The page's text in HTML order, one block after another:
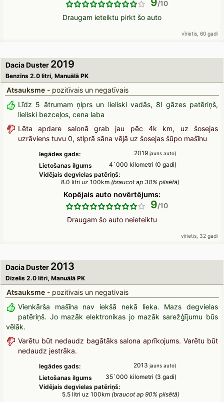
Draugam ieteiktu pirkt šo auto
vīrietis, 60 gadi
Dacia Duster 2019
Benzīns 2.0 litri, Manuālā PK
Atsauksme- pozitīvais un negatīvais
Līdz 5 ātrumam ņiprs un lieliski vadās, 8l gāzes patēriņš,
lieliski bezceļos, cena laba
Lēta apdare salonā grab jau pēc 4k km, uz šosejas
uzrāviens tuvu 0, stiprā sāna vējā uz šosejas šūpo mašīnu
Iegādes gads: 2019 jauns auto)
Lietošanas ilgums
4`000 kilometri (0 gadi)
Vidējais degvielas patēriņš:
8.0 litri uz 100km (braucot ap 30% pilsētā)
Kopējais auto novērtējums:
9
Draugam šo auto neieteiktu
vīrietis, 32 gadi
Dacia Duster 2013
Dīzelis 2.0 litri, Manuālā PK
Atsauksme- pozitīvais un negatīvais
Vienkārša mašīna nav iekšā nekā lieka. Mazs degvielas
patēriņš. Jo mazāk elektronikas jo mazāk sarežģījumu būs
vēlāk.
Varētu būt nedaudz bagātāks salona aprīkojums. Varētu būt
nedaudz jestrāka.
Iegādes gads: 2013 jauns auto)
Lietošanas ilgums
35`000 kilometri (3 gadi)
Vidējais degvielas patēriņš:
5.5 litri uz 100km (braucot ap 90% pilsētā)